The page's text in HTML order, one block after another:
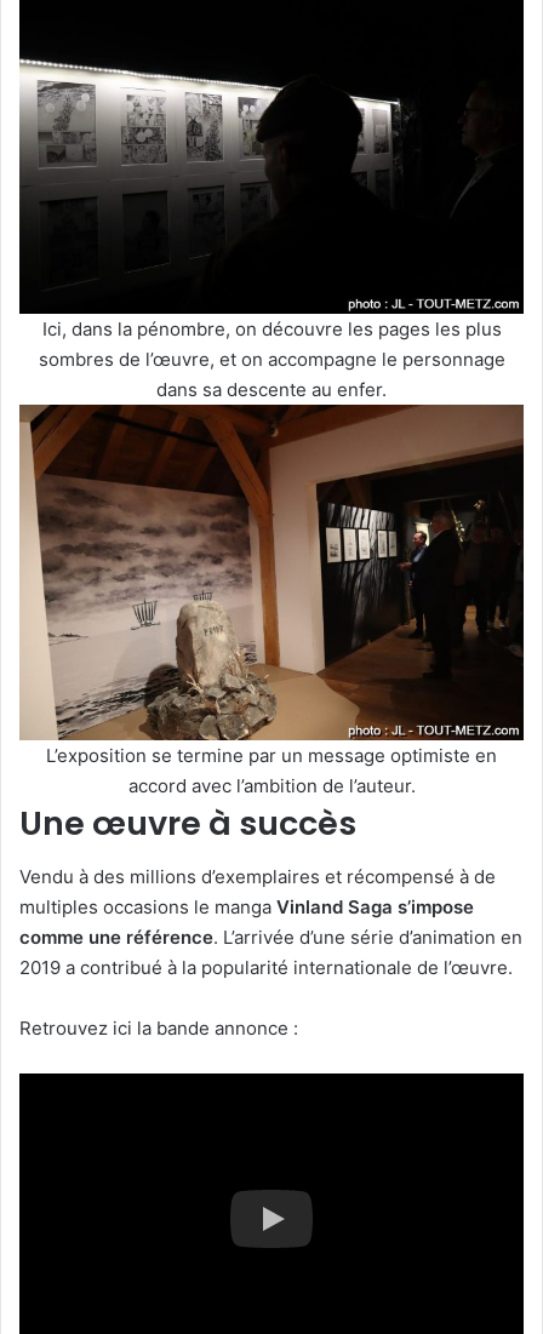
Ici, dans la pénombre, on découvre les pages les plus
sombres de l’œuvre, et on accompagne le personnage
dans sa descente au enfer.
L’exposition se termine par un message optimiste en
accord avec l’ambition de l’auteur.
Une œuvre à succès
Vendu à des millions d’exemplaires et récompensé à de
multiples occasions le manga Vinland Saga s’impose
comme une référence. L’arrivée d’une série d’animation en
2019 a contribué à la popularité internationale de l’œuvre.
Retrouvez ici la bande annonce :